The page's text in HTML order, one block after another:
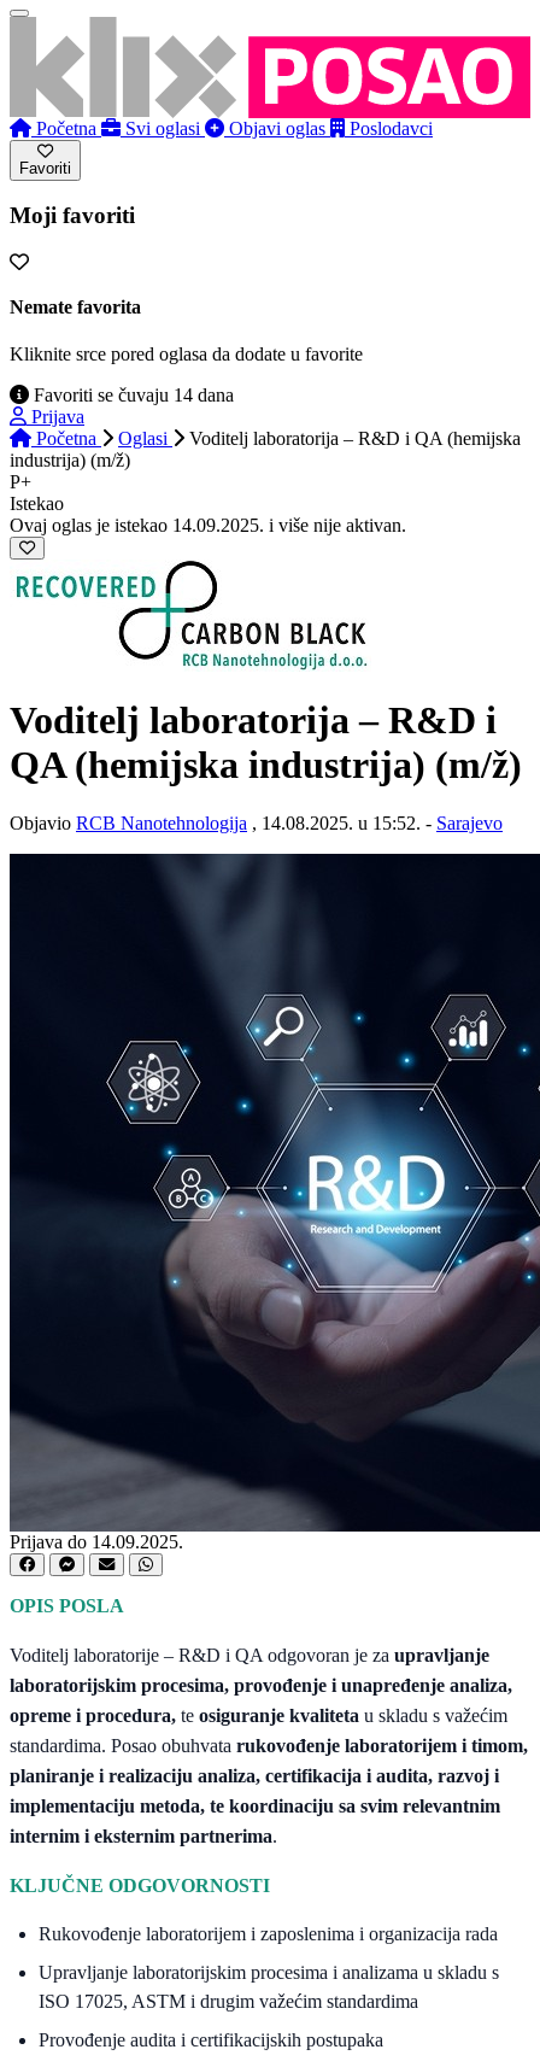
Početna Svi oglasi Objavi oglas Poslodavci
Favoriti
Moji favoriti
Nemate favorita
Kliknite srce pored oglasa da dodate u favorite
Favoriti se čuvaju 14 dana
Prijava
Početna
Oglasi
Voditelj laboratorija – R&D i QA (hemijska
industrija) (m/ž)
P+
Istekao
Ovaj oglas je istekao 14.09.2025. i više nije aktivan.
Voditelj laboratorija – R&D i
QA (hemijska industrija) (m/ž)
Objavio RCB Nanotehnologija , 14.08.2025. u 15:52. - Sarajevo
Prijava do 14.09.2025.
OPIS POSLA
Voditelj laboratorije – R&D i QA odgovoran je za upravljanje
laboratorijskim procesima, provođenje i unapređenje analiza,
opreme i procedura, te osiguranje kvaliteta u skladu s važećim
standardima. Posao obuhvata rukovođenje laboratorijem i timom,
planiranje i realizaciju analiza, certifikacija i audita, razvoj i
implementaciju metoda, te koordinaciju sa svim relevantnim
internim i eksternim partnerima.
KLJUČNE ODGOVORNOSTI
Rukovođenje laboratorijem i zaposlenima i organizacija rada
Upravljanje laboratorijskim procesima i analizama u skladu s
ISO 17025, ASTM i drugim važećim standardima
Provođenje audita i certifikacijskih postupaka